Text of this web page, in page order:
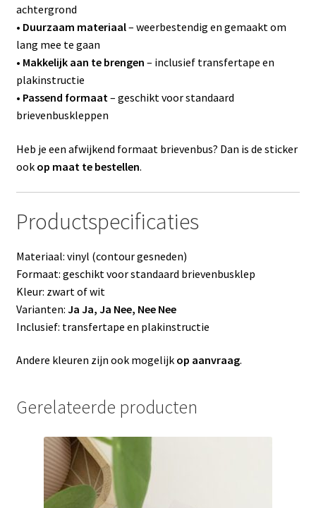
achtergrond
• Duurzaam materiaal– weerbestendig en gemaakt om
lang mee te gaan
• Makkelijk aan te brengen – inclusief transfertape en
plakinstructie
• Passend formaat– geschikt voor standaard
brievenbuskleppen
Heb je een afwijkend formaat brievenbus? Dan is de sticker
ook op maat te bestellen.
Productspecificaties
Materiaal: vinyl (contour gesneden)
Formaat: geschikt voor standaard brievenbusklep
Kleur: zwart of wit
Varianten: Ja Ja, Ja Nee, Nee Nee
Inclusief: transfertape en plakinstructie
Andere kleuren zijn ook mogelijk op aanvraag.
Gerelateerde producten